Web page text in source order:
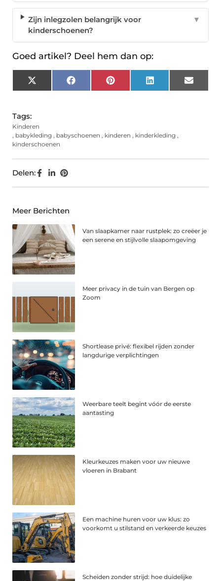
Zijn inlegzolen belangrijk voor
kinderschoenen?
▼
Goed artikel? Deel hem dan op:
X
(Twitter)
FacebookPinterest LinkedIn Email
Tags:
Kinderen
, babykleding , babyschoenen , kinderen , kinderkleding ,
kinderschoenen
Delen:
Meer Berichten
Van slaapkamer naar rustplek: zo creëer je
een serene en stijlvolle slaapomgeving
Meer privacy in de tuin van Bergen op
Zoom
Shortlease privé: flexibel rijden zonder
langdurige verplichtingen
Weerbare teelt begint vóór de eerste
aantasting
Kleurkeuzes maken voor uw nieuwe
vloeren in Brabant
Een machine huren voor uw klus: zo
voorkomt u stilstand en verkeerde keuzes
Scheiden zonder strijd: hoe duidelijke